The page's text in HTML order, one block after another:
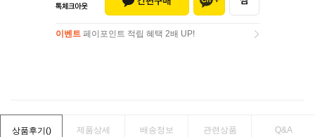
이벤트 페이포인트 적립 혜택 2배 UP!
상품후기() 제품상세 배송정보 관련상품 Q&A